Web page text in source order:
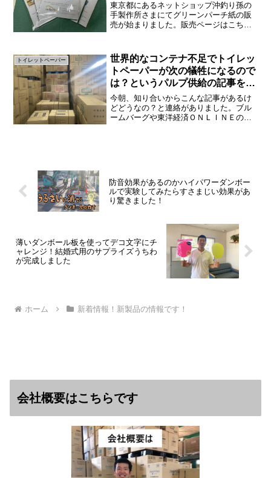
東京都にあるネットショップ沖釣り孫の
手製作所さまにてグリーンパーチ紙の販
売が始まりました。販売ページはこちら
いですね。すごい嬉しいです。こちらに
小分けしてあります。沖釣...
トイレットペーパー
世界的なコンテナ不足でトイレッ
トペーパーが次の犠牲になるので
は？というパルプ供給の記事を検
証した
今朝、知り合いからこんな記事があるけ
どどうなの？と連絡がありました。ブル
ームバーグや東洋経済ＯＮＬＩＮＥの記
防音効果があるのかハイパワーダンボー
ルで実験してみたらすさまじい効果があ
り驚きました！
薄いダンボール板を使ってデコ文字にチ
ャレンジ！結婚式用のサプライズうちわ
が完成しました
ホーム 新着情報！新製品の情報です！
会社概要はこちらです